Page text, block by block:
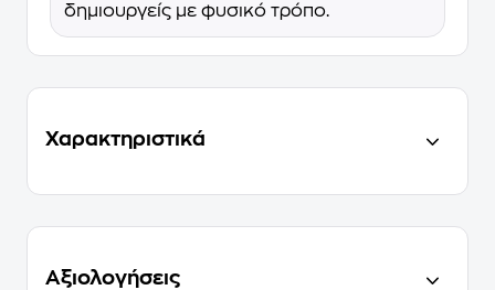
δημιουργείς με φυσικό τρόπο.
Χαρακτηριστικά
Αξιολογήσεις